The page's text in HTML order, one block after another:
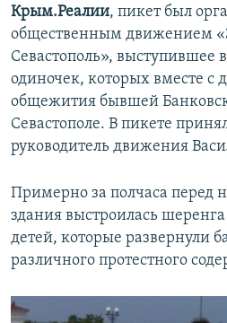
Крым.Реалии, пикет был
общественным движением
Севастополь», выступившее
одиночек, которых вместе с
общежития бывшей
Севастополе. В пикете
руководитель движения
Примерно за полчаса перед
здания выстроилась
детей, которые развернули
различного протестного